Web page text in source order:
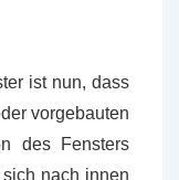
ist nun, dass
vorgebauten
des Fensters
nach innen